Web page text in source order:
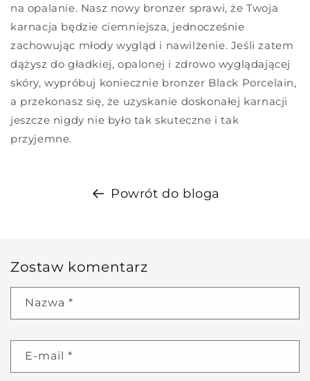
na opalanie. Nasz nowy bronzer sprawi, że Twoja
karnacja będzie ciemniejsza, jednocześnie
zachowując młody wygląd i nawilżenie. Jeśli zatem
dążysz do gładkiej, opalonej i zdrowo wyglądającej
skóry, wypróbuj koniecznie bronzer Black Porcelain,
a przekonasz się, że uzyskanie doskonałej karnacji
jeszcze nigdy nie było tak skuteczne i tak
przyjemne.
Powrót do bloga
Zostaw komentarz
Nazwa *
E-mail *